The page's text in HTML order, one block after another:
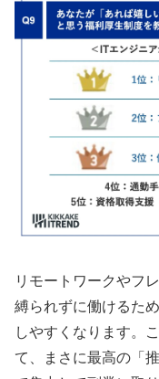
リモートワークやフ
縛られずに働けるた
しやすくなります。
て、まさに最高の「